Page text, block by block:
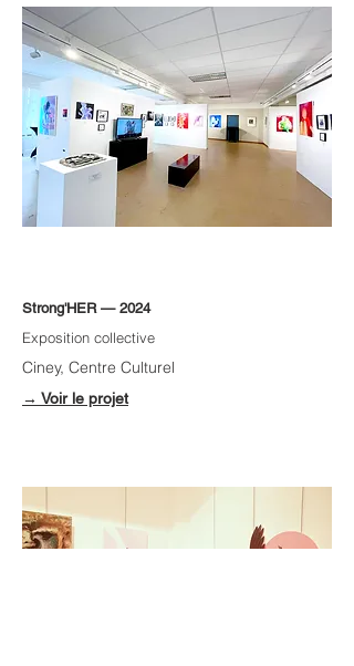
Strong'HER — 2024
Exposition collective
Ciney, Centre Culturel
→ Voir le projet